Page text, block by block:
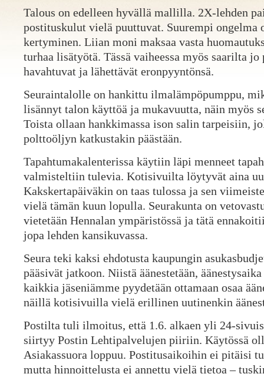
Talous on edelleen hyvällä mallilla. 2X-lehden
postituskulut vielä puuttuvat. Suurempi ongelma
kertyminen. Liian moni maksaa vasta
turhaa lisätyötä. Tässä vaiheessa myös saarilta jo
havahtuvat ja lähettävät eronpyyntönsä.
Seuraintalolle on hankittu ilmalämpöpumppu,
lisännyt talon käyttöä ja mukavuutta, näin myös
Toista ollaan hankkimassa ison salin tarpeisiin,
polttoöljyn katkustakin päästään.
Tapahtumakalenterissa käytiin läpi menneet
valmisteltiin tulevia. Kotisivuilta löytyvät aina
Kakskertapäiväkin on taas tulossa ja sen
vielä tämän kuun lopulla. Seurakunta on
vietetään Hennalan ympäristössä ja tätä
jopa lehden kansikuvassa.
Seura teki kaksi ehdotusta kaupungin
pääsivät jatkoon. Niistä äänestetään,
kaikkia jäseniämme pyydetään ottamaan osaa
näillä kotisivuilla vielä erillinen uutinenkin
Postilta tuli ilmoitus, että 1.6. alkaen yli 24-
siirtyy Postin Lehtipalvelujen piiriin. Käytössä
Asiakassuora loppuu. Postitusaikoihin ei pitäisi
mutta hinnoittelusta ei annettu vielä tietoa –